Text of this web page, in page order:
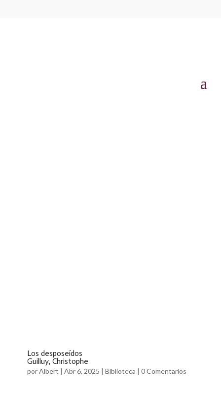
Los desposeídos
Guilluy, Christophe
porAlbert | Abr 6, 2025 | Biblioteca | 0 Comentarios